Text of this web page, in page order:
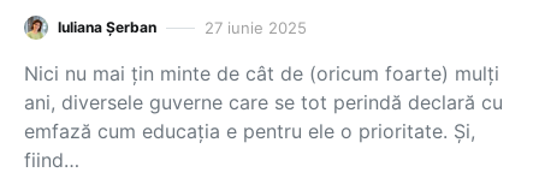
Iuliana Șerban 27 iunie 2025
Nici nu mai țin minte de cât de (oricum foarte) mulți
ani, diversele guverne care se tot perindă declară cu
emfază cum educația e pentru ele o prioritate. Și,
fiind…